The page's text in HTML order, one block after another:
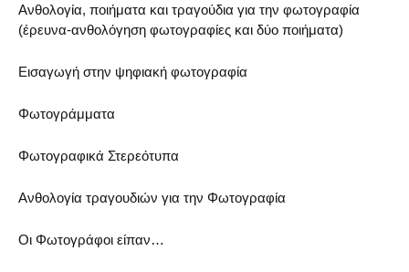
Ανθολογία, ποιήματα και τραγούδια για την φωτογραφία
(έρευνα-ανθολόγηση φωτογραφίες και δύο ποιήματα)
Εισαγωγή στην ψηφιακή φωτογραφία
Φωτογράμματα
Φωτογραφικά Στερεότυπα
Ανθολογία τραγουδιών για την Φωτογραφία
Οι Φωτογράφοι είπαν…